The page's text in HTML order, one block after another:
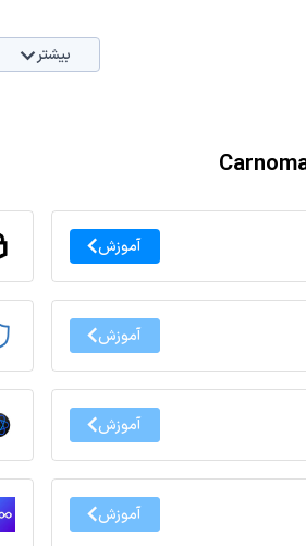
بیشتر
آموزش
آموزش
آموزش
آموزش